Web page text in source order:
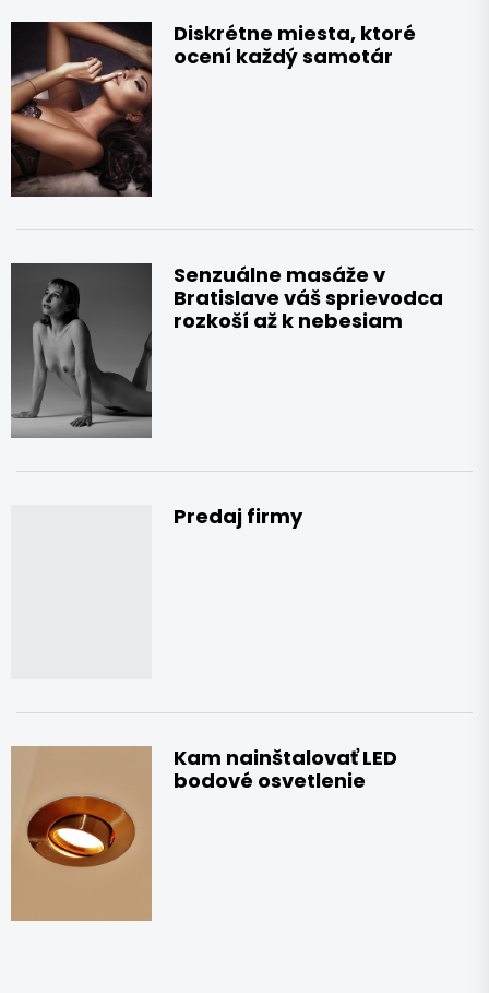
Diskrétne miesta, ktoré
ocení každý samotár
Senzuálne masáže v
Bratislave váš sprievodca
rozkoší až k nebesiam
Predaj firmy
Kam nainštalovať LED
bodové osvetlenie